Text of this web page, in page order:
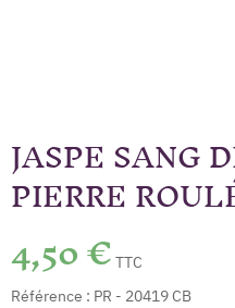
JASPE SANG
PIERRE
4,50 € TTC
Référence : PR - 20419 CB